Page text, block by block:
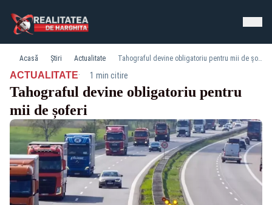
Acasă Știri Actualitate Tahograful devine obligatoriu pentru mii de șoferi
ACTUALITATE· 1 min citire
Tahograful devine obligatoriu pentru
mii de șoferi